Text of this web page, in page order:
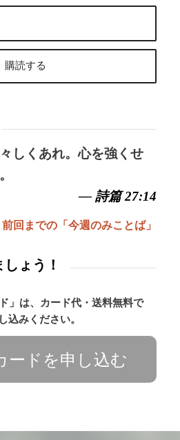
しくあれ。心を強くせ
— 詩篇 27:14
前回までの「今週のみことば」
ょう！
」は、カード代・送料無料で
込みください。
ドを申し込む